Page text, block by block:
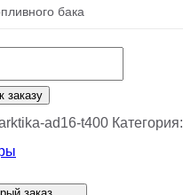
бака
заказу
ad16-t400 Категория: